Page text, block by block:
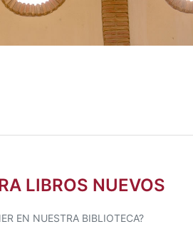
LIBROS NUEVOS
EN NUESTRA BIBLIOTECA?